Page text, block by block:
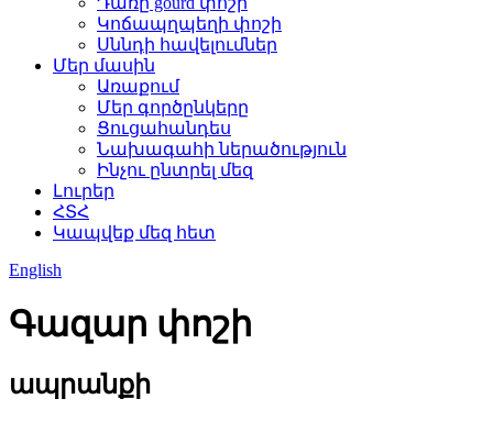
Կոճապղպեղի փոշի
Սննդի հավելումներ
Մեր մասին
Առաքում
Մեր գործընկերը
Ցուցահանդես
Նախագահի ներածություն
Ինչու ընտրել մեզ
Լուրեր
ՀՏՀ
Կապվեք մեզ հետ
English
Գազար փոշի
ապրանքի